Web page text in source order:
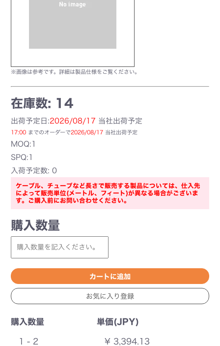
※画像は参考です。詳細は製品仕様をご覧ください。
在庫数: 14
出荷予定日:2026/08/17 当社出荷予定
17:00 までのオーダーで2026/08/17 当社出荷予定
MOQ:1
SPQ:1
入荷予定数: 0
ケーブル、チューブなど長さで販売する製品については、仕入先
によって販売単位(メートル、フィート)が異なる場合がございま
す。ご購入前にお問い合わせください。
購入数量
購入数量 単価(JPY)
1 - 2
¥ 3,394.13